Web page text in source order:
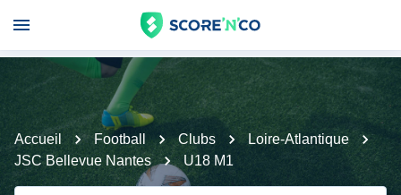
Accueil Football Clubs
Loire-Atlantique
JSC Bellevue Nantes
U18 M1